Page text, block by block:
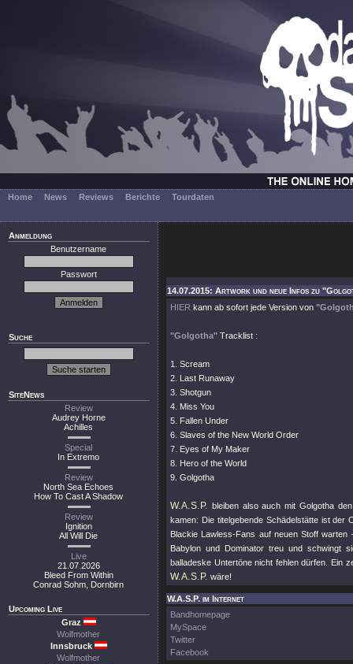
Home News Reviews Berichte Tourdaten
Anmeldung
Benutzername
Passwort
Suche
SiteNews
Review
Audrey Horne
Achilles
Special
In Extremo
Review
North Sea Echoes
How To Cast A Shadow
Review
Ignition
All Will Die
Live
21.07.2026
Bleed From Within
Conrad Sohm, Dornbirn
Upcoming Live
Graz
Wolfmother
Innsbruck
Wolfmother
14.07.2015: Artwork und neue Infos zu
HIER kann ab sofort jede Version von
"Golgotha" Tracklist :
1. Scream
2. Last Runaway
3. Shotgun
4. Miss You
5. Fallen Under
6. Slaves of the New World Order
7. Eyes of My Maker
8. Hero of the World
9. Golgotha
W.A.S.P. bleiben also auch mit Golgotha
kamen: Die titelgebende Schädelstätte ist
Blackie Lawless-Fans auf neuen Stoff
Babylon und Dominator treu und schwingt
balladeske Untertöne nicht fehlen dürfen. Ein
W.A.S.P. wäre!
W.A.S.P. im Internet
Bandhomepage
MySpace
Twitter
Facebook